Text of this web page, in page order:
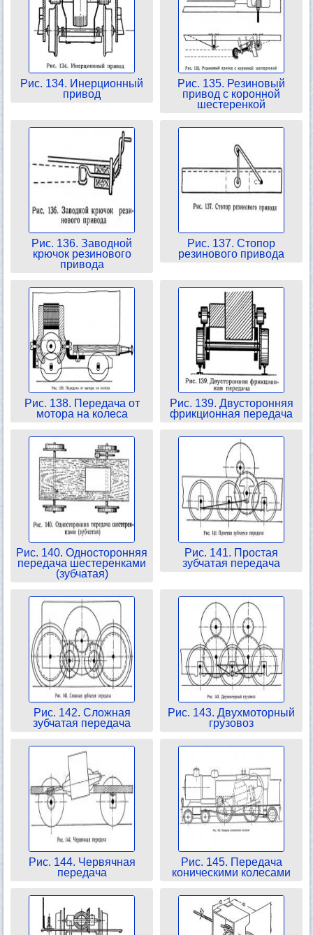
Рис. 134. Инерционный
привод
Рис. 135. Резиновый
привод с коронной
шестеренкой
Рис. 136. Заводной
крючок резинового
привода
Рис. 137. Стопор
резинового привода
Рис. 138. Передача от
мотора на колеса
Рис. 139. Двусторонняя
фрикционная передача
Рис. 140. Односторонняя
передача шестеренками
(зубчатая)
Рис. 141. Простая
зубчатая передача
Рис. 142. Сложная
зубчатая передача
Рис. 143. Двухмоторный
грузовоз
Рис. 144. Червячная
передача
Рис. 145. Передача
коническими колесами